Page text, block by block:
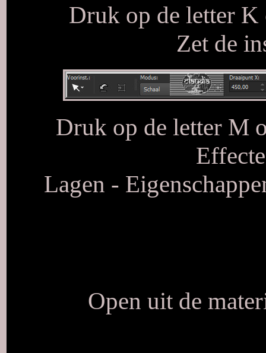
Druk op de letter K
Zet de
Druk op de letter M
Lagen -
Open uit de